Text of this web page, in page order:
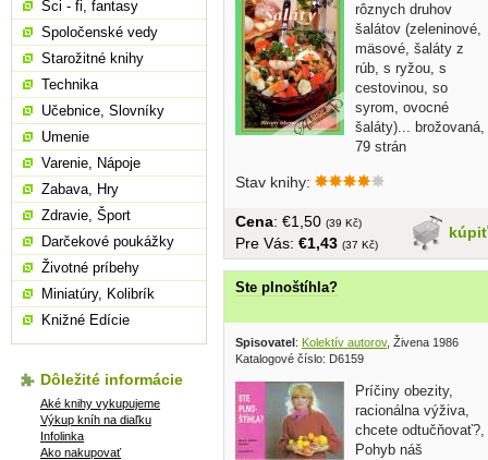
rôznych druhov
šalátov (zeleninové,
mäsové, šaláty z
rúb, s ryžou, s
cestovinou, so
syrom, ovocné
šaláty)... brožovaná,
79 strán
Stav knihy:
kúpiť
Cena: €1,50 (39 Kč)
Pre Vás: €1,43 (37 Kč)
Ste plnoštíhla?
Spisovatel : Kolektív autorov, Živena 1986
Katalogové číslo: D6159
Príčiny obezity,
racionálna výživa,
chcete odtučňovať?,
Pohyb náš
Sci - fi, fantasy
Spoločenské vedy
Starožitné knihy
Technika
Učebnice, Slovníky
Umenie
Varenie, Nápoje
Zabava, Hry
Zdravie, Šport
Darčekové poukážky
Životné príbehy
Miniatúry, Kolibrík
Knižné Edície
Dôležité informácie
Aké knihy vykupujeme
Výkup kníh na diaľku
Infolinka
Ako nakupovať